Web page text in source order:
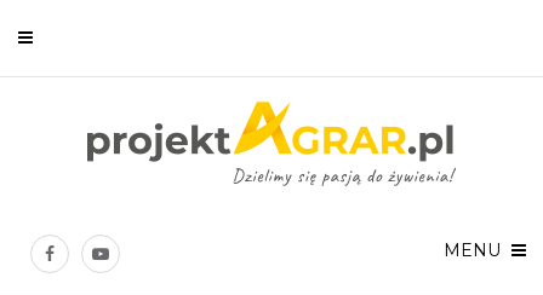
MENU
Chcesz być na bieżąco? Zostaw swój e-mail, a raz w tygodniu
prześlemy Ci nasze najlepsze artykuły!